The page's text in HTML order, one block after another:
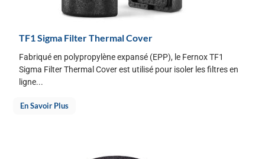
TF1 Sigma Filter Thermal Cover
Fabriqué en polypropylène expansé (EPP), le Fernox TF1
Sigma Filter Thermal Cover est utilisé pour isoler les filtres en
ligne...
En Savoir Plus